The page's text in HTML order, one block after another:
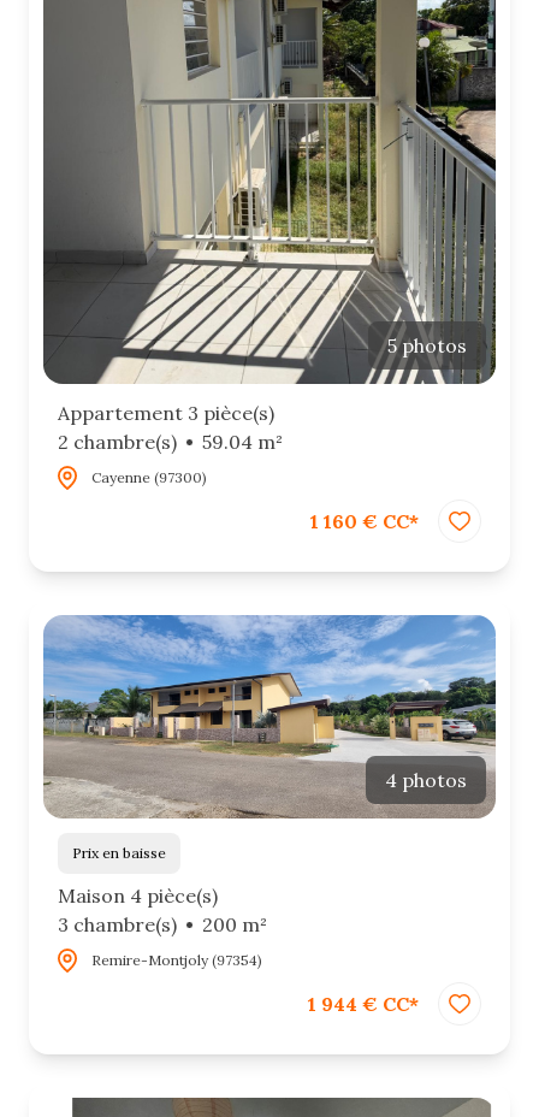
5 photos
Appartement 3 pièce(s)
2 chambre(s)
59.04 m²
Cayenne (97300)
1 160 € CC*
4 photos
Prix en baisse
Maison 4 pièce(s)
3 chambre(s)
200 m²
Remire-Montjoly (97354)
1 944 € CC*